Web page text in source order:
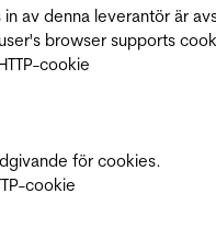
in av denna leverantör är
browser supports
cookie
för cookies.
cookie